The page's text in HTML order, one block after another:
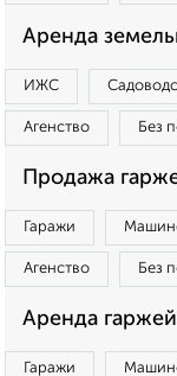
Аренда
ИЖС
Агенство Без
Продажа
Гаражи
Агенство Без
Аренда
Гаражи